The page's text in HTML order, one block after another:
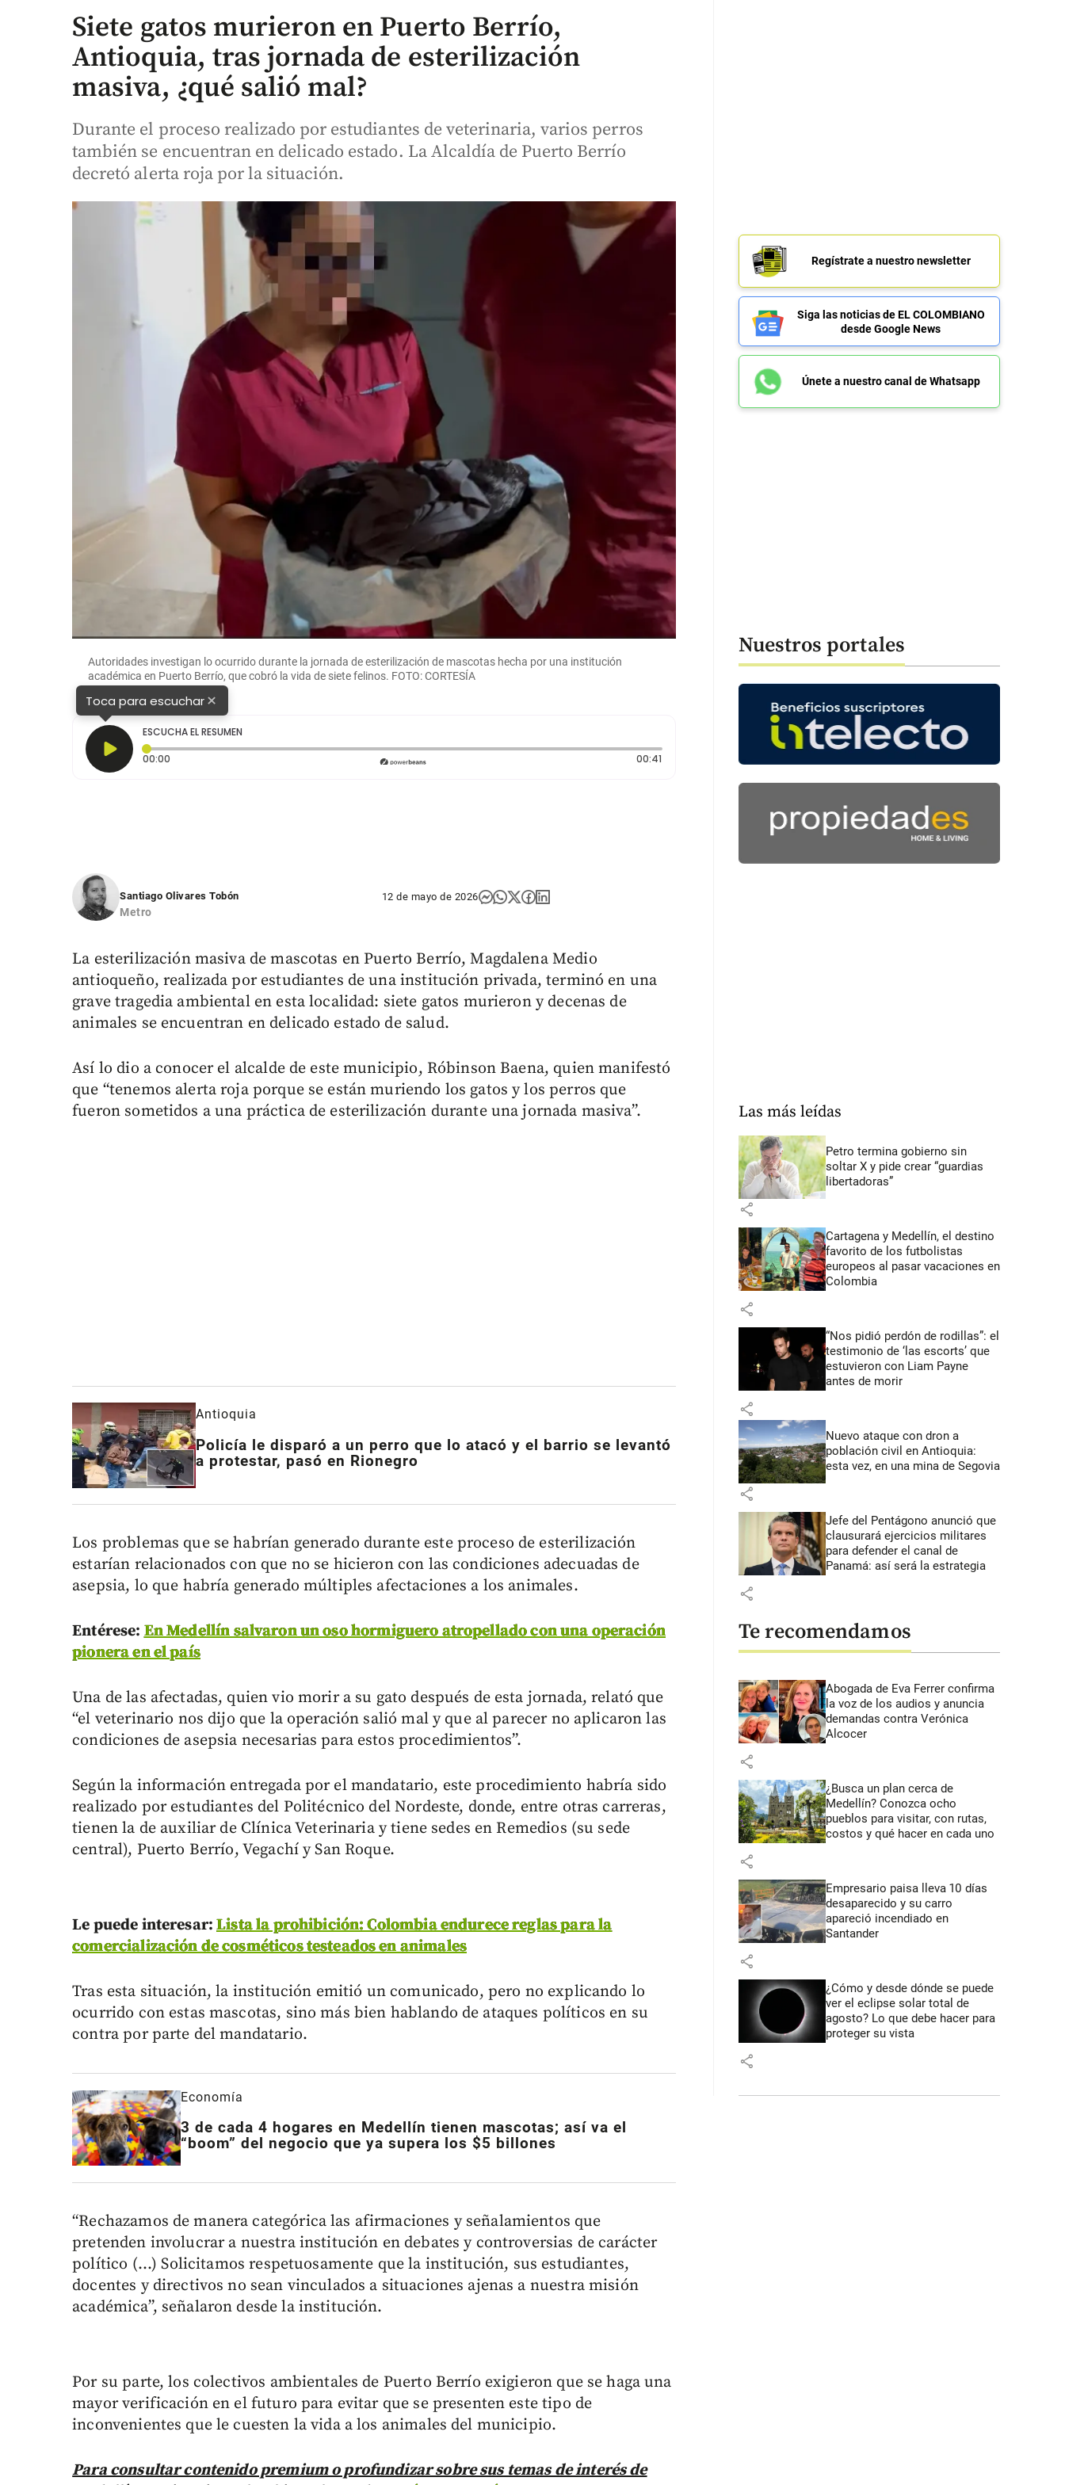
Siete gatos murieron en Puerto Berrío,
Antioquia, tras jornada de esterilización
masiva, ¿qué salió mal?
Durante el proceso realizado por estudiantes de veterinaria, varios perros
también se encuentran en delicado estado. La Alcaldía de Puerto Berrío
decretó alerta roja por la situación.
Autoridades investigan lo ocurrido durante la jornada de esterilización de mascotas hecha por una institución
académica en Puerto Berrío, que cobró la vida de siete felinos. FOTO: CORTESÍA
Toca para escuchar×
ESCUCHA EL RESUMEN
00:00
00:41Duración: 41 segundos
Santiago Olivares Tobón
Metro
12 de mayo de 2026
La esterilización masiva de mascotas en Puerto Berrío, Magdalena Medio
antioqueño, realizada por estudiantes de una institución privada, terminó en una
grave tragedia ambiental en esta localidad: siete gatos murieron y decenas de
animales se encuentran en delicado estado de salud.
Así lo dio a conocer el alcalde de este municipio, Róbinson Baena, quien manifestó
que “tenemos alerta roja porque se están muriendo los gatos y los perros que
fueron sometidos a una práctica de esterilización durante una jornada masiva”.
Antioquia
Policía le disparó a un perro que lo atacó y el barrio se levantó
a protestar, pasó en Rionegro
Los problemas que se habrían generado durante este proceso de esterilización
estarían relacionados con que no se hicieron con las condiciones adecuadas de
asepsia, lo que habría generado múltiples afectaciones a los animales.
Entérese: En Medellín salvaron un oso hormiguero atropellado con una operación
pionera en el país
Una de las afectadas, quien vio morir a su gato después de esta jornada, relató que
“el veterinario nos dijo que la operación salió mal y que al parecer no aplicaron las
condiciones de asepsia necesarias para estos procedimientos”.
Según la información entregada por el mandatario, este procedimiento habría sido
realizado por estudiantes del Politécnico del Nordeste, donde, entre otras carreras,
tienen la de auxiliar de Clínica Veterinaria y tiene sedes en Remedios (su sede
central), Puerto Berrío, Vegachí y San Roque.
Le puede interesar:Lista la prohibición: Colombia endurece reglas para la
comercialización de cosméticos testeados en animales
Tras esta situación, la institución emitió un comunicado, pero no explicando lo
ocurrido con estas mascotas, sino más bien hablando de ataques políticos en su
contra por parte del mandatario.
Economía
3 de cada 4 hogares en Medellín tienen mascotas; así va el
“boom” del negocio que ya supera los $5 billones
“Rechazamos de manera categórica las afirmaciones y señalamientos que
pretenden involucrar a nuestra institución en debates y controversias de carácter
político (...) Solicitamos respetuosamente que la institución, sus estudiantes,
docentes y directivos no sean vinculados a situaciones ajenas a nuestra misión
académica”, señalaron desde la institución.
Por su parte, los colectivos ambientales de Puerto Berrío exigieron que se haga una
mayor verificación en el futuro para evitar que se presenten este tipo de
inconvenientes que le cuesten la vida a los animales del municipio.
Para consultar contenido premium o profundizar sobre sus temas de interés de
Regístrate a nuestro newsletter
Siga las noticias de EL COLOMBIANO
desde Google News
Únete a nuestro canal de Whatsapp
Nuestros portales
Las más leídas
Petro termina gobierno sin
soltar X y pide crear “guardias
libertadoras”
share
Cartagena y Medellín, el destino
favorito de los futbolistas
europeos al pasar vacaciones en
Colombia
share
“Nos pidió perdón de rodillas”: el
testimonio de ‘las escorts’ que
estuvieron con Liam Payne
antes de morir
share
Nuevo ataque con dron a
población civil en Antioquia:
esta vez, en una mina de Segovia
share
Jefe del Pentágono anunció que
clausurará ejercicios militares
para defender el canal de
Panamá: así será la estrategia
share
Te recomendamos
Abogada de Eva Ferrer confirma
la voz de los audios y anuncia
demandas contra Verónica
Alcocer
share
¿Busca un plan cerca de
Medellín? Conozca ocho
pueblos para visitar, con rutas,
costos y qué hacer en cada uno
share
Empresario paisa lleva 10 días
desaparecido y su carro
apareció incendiado en
Santander
share
¿Cómo y desde dónde se puede
ver el eclipse solar total de
agosto? Lo que debe hacer para
proteger su vista
share